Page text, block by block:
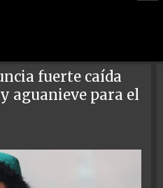
fuerte caída
aguanieve para el